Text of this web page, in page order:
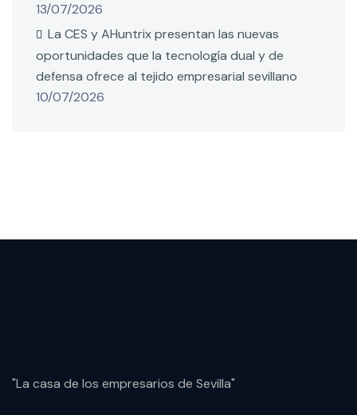
13/07/2026
La CES y AHuntrix presentan las nuevas
oportunidades que la tecnología dual y de
defensa ofrece al tejido empresarial sevillano
10/07/2026
"La casa de los empresarios de Sevilla"